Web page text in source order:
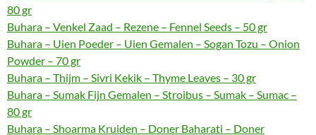
80 gr
Buhara – Venkel Zaad – Rezene – Fennel Seeds – 50 gr
Buhara – Uien Poeder – Uien Gemalen – Sogan Tozu – Onion
Powder – 70 gr
Buhara – Thijm – Sivri Kekik – Thyme Leaves – 30 gr
Buhara – Sumak Fijn Gemalen – Stroibus – Sumak – Sumac –
80 gr
Buhara – Shoarma Kruiden – Doner Baharati – Doner